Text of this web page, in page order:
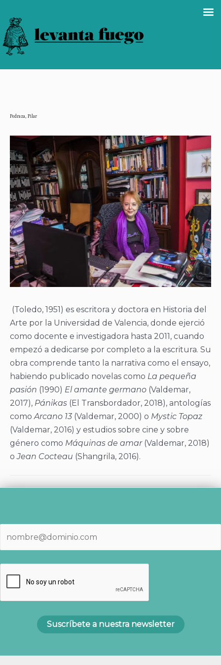
Pedraza, Pilar
(Toledo, 1951) es escritora y doctora en Historia del
Arte por la Universidad de Valencia, donde ejerció
como docente e investigadora hasta 2011, cuando
empezó a dedicarse por completo a la escritura. Su
obra comprende tanto la narrativa como el ensayo,
habiendo publicado novelas como La pequeña
pasión (1990) El amante germano (Valdemar,
2017), Pánikas (El Transbordador, 2018), antologías
como Arcano 13 (Valdemar, 2000) o Mystic Topaz
(Valdemar, 2016) y estudios sobre cine y sobre
género como Máquinas de amar(Valdemar, 2018)
oJean Cocteau (Shangrila, 2016).